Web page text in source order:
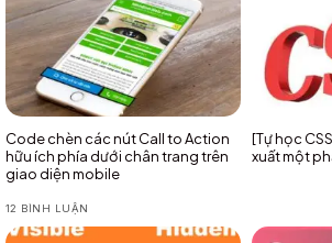
Code chèn các nút Call to Action
hữu ích phía dưới chân trang trên
giao diện mobile
12 BÌNH LUẬN
[Tự học
xuất một